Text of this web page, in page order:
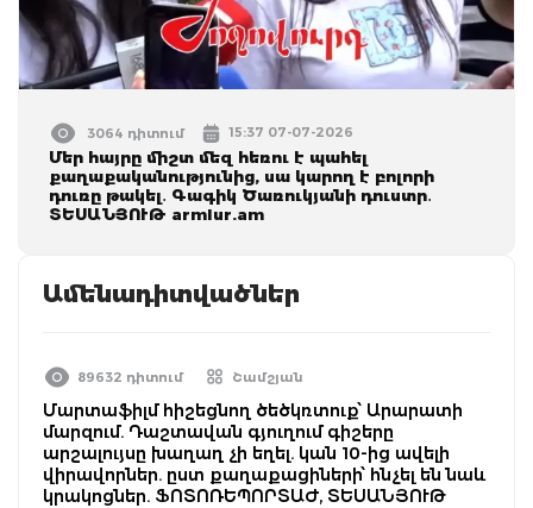
3064 դիտում 15:37 07-07-2026
Մեր հայրը միշտ մեզ հեռու է պահել
քաղաքականությունից, սա կարող է բոլորի
դուռը թակել․ Գագիկ Ծառուկյանի դուստր․
ՏԵՍԱՆՅՈՒԹ armlur.am
Ամենադիտվածներ
89632 դիտում Շամշյան
Մարտաֆիլմ հիշեցնող ծեծկռտուք՝ Արարատի
մարզում. Դաշտավան գյուղում գիշերը
արշալույսը խաղաղ չի եղել. կան 10-ից ավելի
վիրավորներ. ըստ քաղաքացիների՝ հնչել են նաև
կրակոցներ. ՖՈՏՈՌԵՊՈՐՏԱԺ, ՏԵՍԱՆՅՈՒԹ